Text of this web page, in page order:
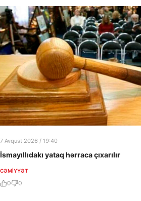
7 Avqust 2026 / 19:40
İsmayıllıdakı yataq hərraca çıxarılır
CƏMIYYƏT
0 0